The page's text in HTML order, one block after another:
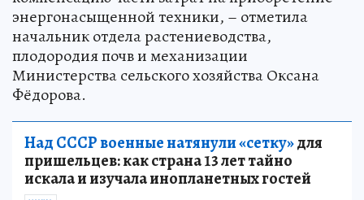
энергонасыщенной техники, – отметила
начальник отдела растениеводства,
плодородия почв и механизации
Министерства сельского хозяйства Оксана
Фёдорова.
Над СССР военные натянули «сетку»для
пришельцев: как страна 13 лет тайно
искала и изучала инопланетных гостей